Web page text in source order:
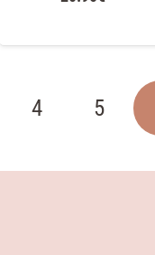
4 5